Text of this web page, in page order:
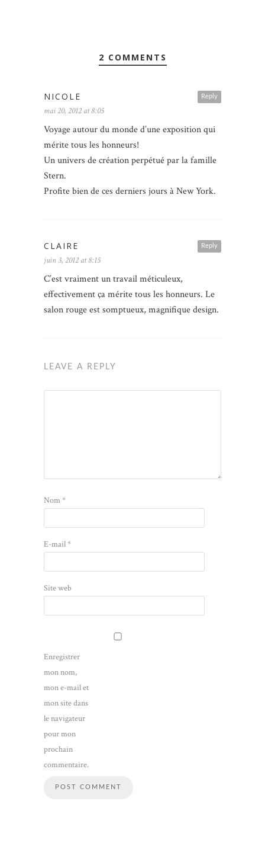
2 COMMENTS
Reply
NICOLE
mai 20, 2012 at 8:05
Voyage autour du monde d’une exposition qui
mérite tous les honneurs!
Un univers de création perpétué par la famille
Stern.
Profite bien de ces derniers jours à New York.
Reply
CLAIRE
juin 3, 2012 at 8:15
C’est vraiment un travail méticuleux,
effectivement ça mérite tous les honneurs. Le
salon rouge est somptueux, magnifique design.
LEAVE A REPLY
Nom*
E-mail*
Site web
Enregistrer
mon nom,
mon e-mail et
mon site dans
le navigateur
pour mon
prochain
commentaire.